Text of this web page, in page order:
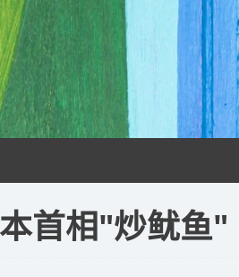
首相"炒鱿鱼"